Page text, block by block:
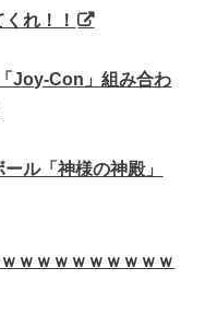
れ！！
Joy-Con」組み合わ
ル「神様の神殿」
ｗｗｗｗｗｗｗｗｗ